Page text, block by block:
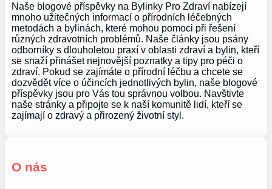
Naše blogové příspěvky na Bylinky Pro Zdraví nabízejí
mnoho užitečných informací o přírodních léčebných
metodách a bylinách, které mohou pomoci při řešení
různých zdravotních problémů. Naše články jsou psány
odborníky s dlouholetou praxí v oblasti zdraví a bylin, kteří
se snaží přinášet nejnovější poznatky a tipy pro péči o
zdraví. Pokud se zajímáte o přírodní léčbu a chcete se
dozvědět více o účincích jednotlivých bylin, naše blogové
příspěvky jsou pro Vás tou správnou volbou. Navštivte
naše stránky a připojte se k naší komunitě lidí, kteří se
zajímají o zdravý a přirozený životní styl.
O nás